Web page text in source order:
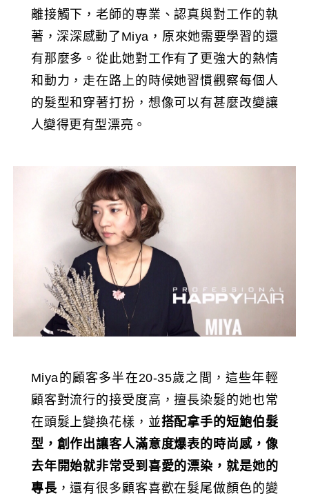
離接觸下，老師的專業、認真與對工作的執
著，深深感動了Miya，原來她需要學習的還
有那麼多。從此她對工作有了更強大的熱情
和動力，走在路上的時候她習慣觀察每個人
的髮型和穿著打扮，想像可以有甚麼改變讓
人變得更有型漂亮。
Miya的顧客多半在20-35歲之間，這些年輕
顧客對流行的接受度高，擅長染髮的她也常
在頭髮上變換花樣，並搭配拿手的短鮑伯髮
型，創作出讓客人滿意度爆表的時尚感，像
去年開始就非常受到喜愛的漂染，就是她的
專長 ，還有很多顧客喜歡在髮尾做顏色的變